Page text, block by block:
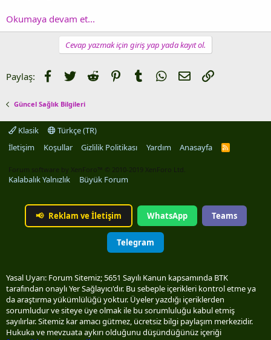
Okumaya devam et...
Cevap yazmak için giriş yap yada kayıt ol.
Paylaş: Facebook
TwitterReddit PinterestTumblrWhatsApp
E-postaLink
Güncel Sağlık Bilgileri
Klasik
Türkçe (TR)
İletişim
Koşullar Gizlilik Politikası Yardım Anasayfa
R
Forum software by XenForo™ © 2010-2019 XenForo Ltd.
Kalabalık Yalnızlık Büyük Forum
📢 Reklam ve İletişim WhatsApp Teams
Telegram
Yasal Uyarı: Forum Sitemiz; 5651 Sayılı Kanun kapsamında BTK
tarafından onaylı Yer Sağlayıcı'dır. Bu sebeple içerikleri kontrol etme ya
da araştırma yükümlülüğü yoktur. Üyeler yazdığı içeriklerden
sorumludur ve siteye üye olmak ile bu sorumluluğu kabul etmiş
sayılırlar. Sitemiz kar amacı gütmez, ücretsiz bilgi paylaşım merkezidir.
Hukuka ve mevzuata aykırı olduğunu düşündüğünüz içeriği